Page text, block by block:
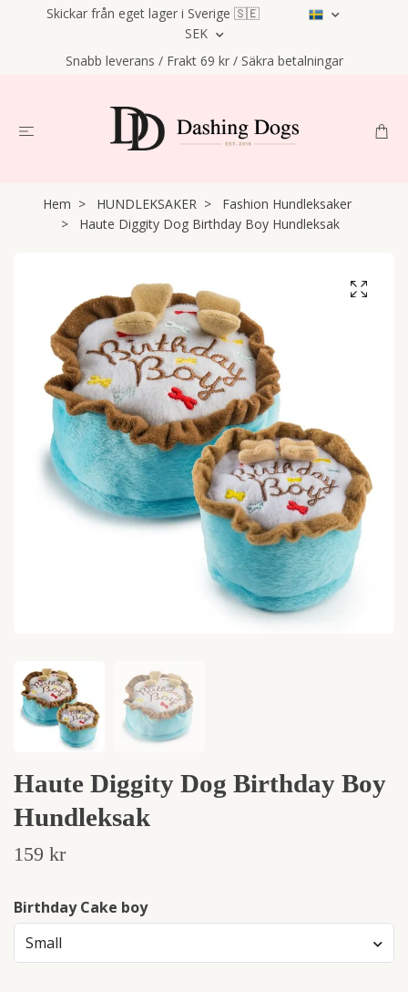
Skickar från eget lager i Sverige 🇸🇪
SEK
Snabb leverans / Frakt 69 kr / Säkra betalningar
Hem HUNDLEKSAKER
Fashion Hundleksaker
Haute Diggity Dog Birthday Boy Hundleksak
Haute Diggity Dog Birthday Boy
Hundleksak
159 kr
Birthday Cake boy
Small